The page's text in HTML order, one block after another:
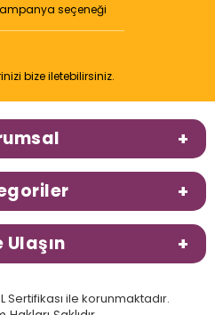
seçeneği
bize iletebilirsiniz.
Ulaşın
Sertifikası ile korunmaktadır.